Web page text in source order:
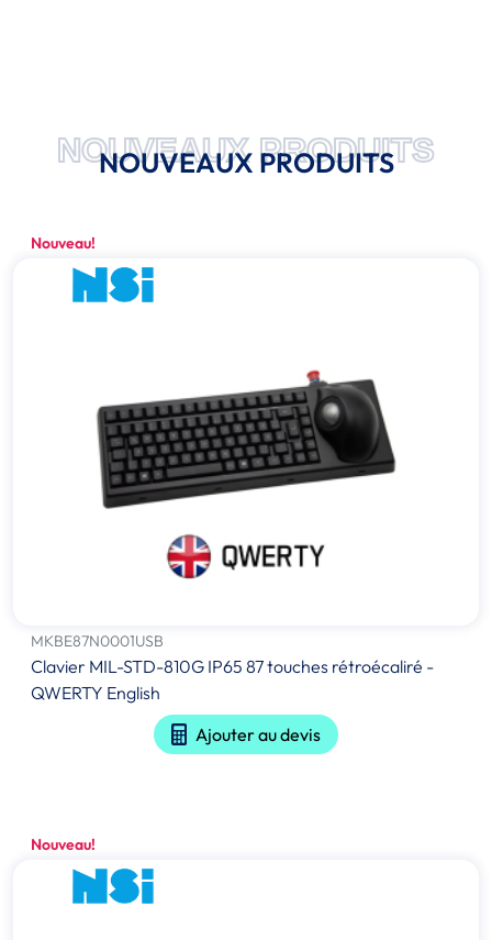
NOUVEAUX PRODUITS
NOUVEAUX PRODUITS
Nouveau!
MKBE87N0001USB
Clavier MIL-STD-810G IP65 87 touches rétroécaliré -
QWERTY English
Ajouter au devis
Nouveau!